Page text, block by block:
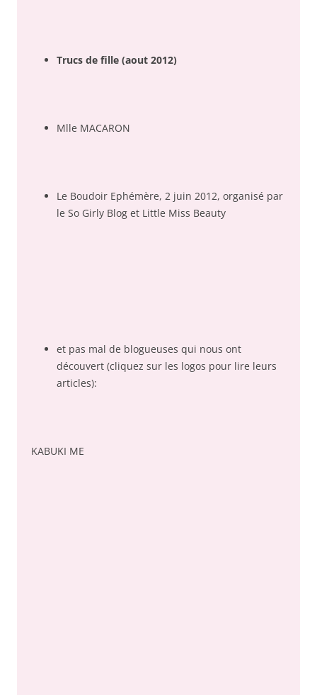
Trucs de fille (aout 2012)
Mlle MACARON
Le Boudoir Ephémère, 2 juin 2012, organisé par
le So Girly Blog et Little Miss Beauty
et pas mal de blogueuses qui nous ont
découvert (cliquez sur les logos pour lire leurs
articles):
KABUKI ME